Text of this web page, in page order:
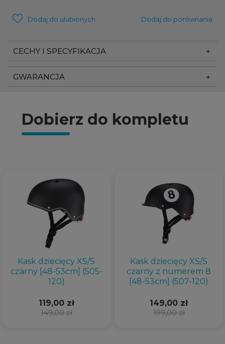
Dodaj do ulubionych Dodaj do porównania
CECHY I SPECYFIKACJA
GWARANCJA
Dobierz do kompletu
Kask dziecięcy XS/S
czarny [48-53cm] (505-
120)
149,00 zł
119,00 zł
Kask dziecięcy XS/S
czarny z numerem 8
[48-53cm] (507-120)
199,00 zł
149,00 zł